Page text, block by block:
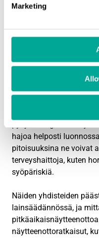
Marketing
Dioksiinien ja
mittaaminen
Dioksiinit ja furaanit
erityisesti jätteen- ja
hajoa helposti
pitoisuuksina ne voivat
terveyshaittoja, kuten
syöpäriskiä.
Näiden yhdisteiden
lainsäädännössä, ja
näytteenottoratkaisut,